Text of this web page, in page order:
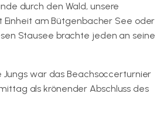
durch den Wald, unsere
Einheit am Bütgenbacher See oder
Stausee brachte jeden an seine
Jungs war das Beachsoccerturnier
als krönender Abschluss des